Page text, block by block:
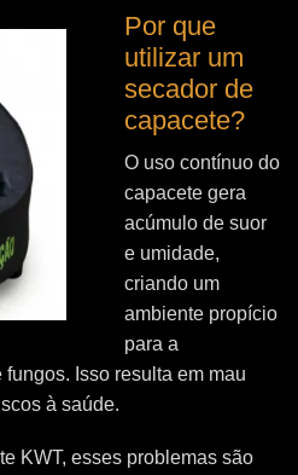
Por que
utilizar um
secador de
capacete?
O uso contínuo do
capacete gera
acúmulo de suor
e umidade,
criando um
ambiente propício
para a
Isso resulta em mau
à saúde.
KWT, esses problemas são